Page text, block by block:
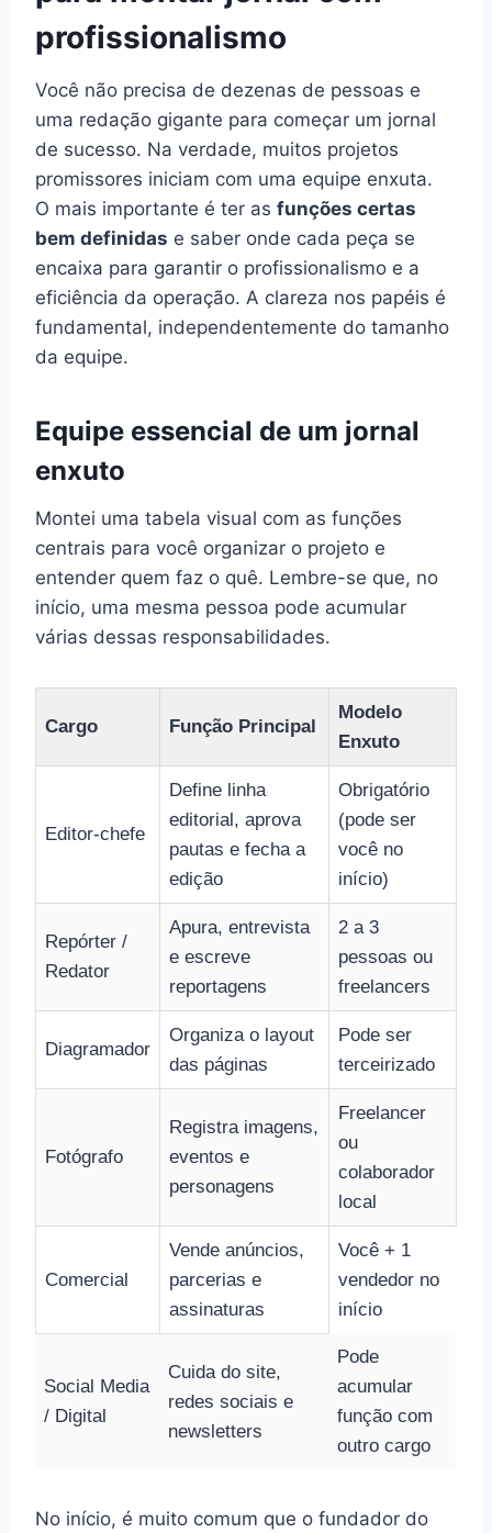
profissionalismo
Você não precisa de dezenas de pessoas e
uma redação gigante para começar um jornal
de sucesso. Na verdade, muitos projetos
promissores iniciam com uma equipe enxuta.
O mais importante é ter as funções certas
bem definidas e saber onde cada peça se
encaixa para garantir o profissionalismo e a
eficiência da operação. A clareza nos papéis é
fundamental, independentemente do tamanho
da equipe.
Equipe essencial de um jornal
enxuto
Montei uma tabela visual com as funções
centrais para você organizar o projeto e
entender quem faz o quê. Lembre-se que, no
início, uma mesma pessoa pode acumular
várias dessas responsabilidades.
Cargo Função Principal
Modelo
Enxuto
Editor-chefe
Define linha
editorial, aprova
pautas e fecha a
edição
Obrigatório
(pode ser
você no
início)
Repórter /
Redator
Apura, entrevista
e escreve
reportagens
2 a 3
pessoas ou
freelancers
Diagramador
Organiza o layout
das páginas
Pode ser
terceirizado
Fotógrafo
Registra imagens,
eventos e
personagens
Freelancer
ou
colaborador
local
Comercial
Vende anúncios,
parcerias e
assinaturas
Você + 1
vendedor no
início
Social Media
/ Digital
Cuida do site,
redes sociais e
newsletters
Pode
acumular
função com
outro cargo
No início, é muito comum que o fundador do